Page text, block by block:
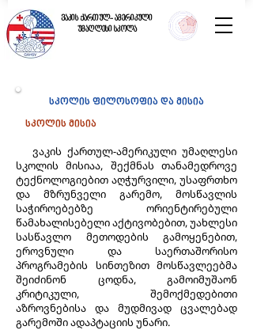
ვაკის ქართულ- ამერიკული
უმაღლესი სკოლა
სკოლის ფილოსოფია და მისია
სკოლის მისია
ვაკის ქართულ-ამერიკული უმაღლესი
სკოლის მისიაა, შექმნას თანამედროვე
ტექნოლოგიებით აღჭურვილი, უსაფრთხო
და მზრუნველი გარემო, მოსწავლის
საჭიროებებზე ორიენტირებული
წამახალისებელი აქტივობებით, უახლესი
სასწავლო მეთოდების გამოყენებით,
ეროვნული და საერთაშორისო
პროგრამების სინთეზით მოსწავლეებმა
შეიძინონ ცოდნა, გამოიმუშაონ
კრიტიკული, შემოქმედებითი
აზროვნებისა და მუდმივად ცვალებად
გარემოში ადაპტაციის უნარი.